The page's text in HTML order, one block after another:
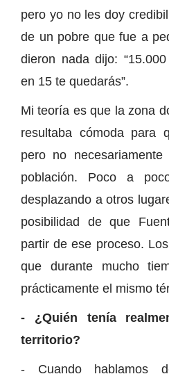
pero yo no les doy
de un pobre que fue a
dieron nada dijo:
en 15 te quedarás”.
Mi teoría es que la zona
resultaba cómoda para
pero no
población. Poco a
desplazando a otros
posibilidad de que
partir de ese proceso.
que durante mucho
prácticamente el mismo
- ¿Quién tenía
territorio?
- Cuando hablamos